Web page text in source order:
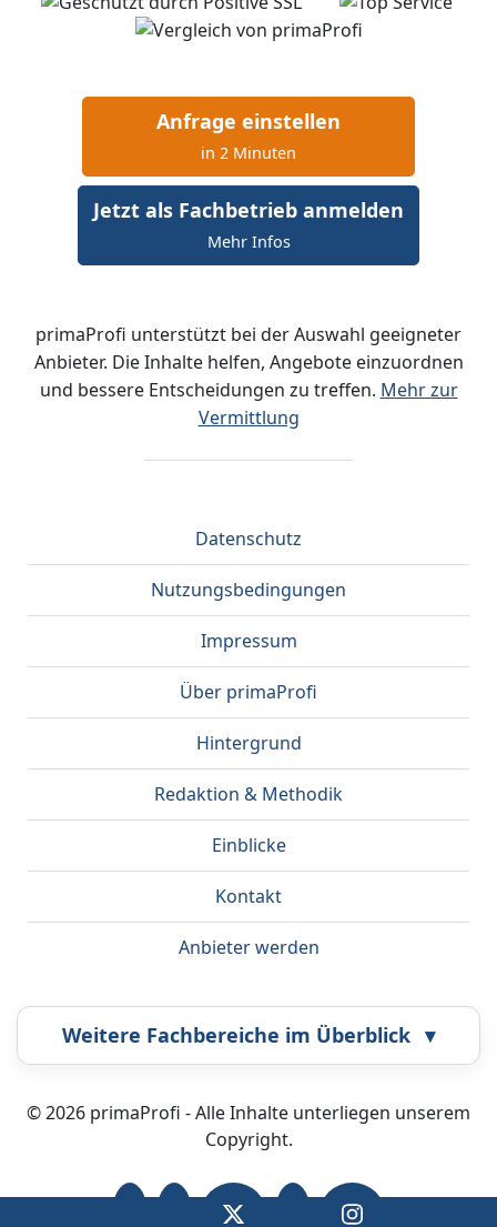
Anfrage einstellen
in 2 Minuten
Jetzt als Fachbetrieb anmelden
Mehr Infos
primaProfi unterstützt bei der Auswahl geeigneter
Anbieter. Die Inhalte helfen, Angebote einzuordnen
und bessere Entscheidungen zu treffen. Mehr zur
Vermittlung
Datenschutz
Nutzungsbedingungen
Impressum
Über primaProfi
Hintergrund
Redaktion & Methodik
Einblicke
Kontakt
Anbieter werden
Weitere Fachbereiche im Überblick ▾
Bestatter Callcenter
Coaching Energieberatung
© 2026 primaProfi - Alle Inhalte unterliegen unserem
Copyright.